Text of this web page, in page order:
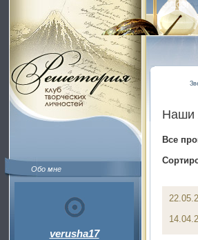
Обо мне
verusha17
Наши
Все